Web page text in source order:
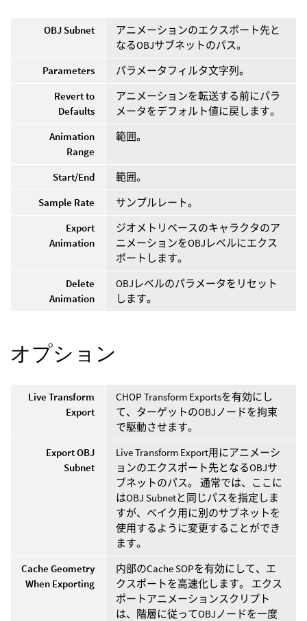
OBJ Subnet
アニメーションのエクスポート先と
なるOBJサブネットのパス。
Parameters
パラメータフィルタ文字列。
Revert to
Defaults
アニメーションを転送する前にパラ
メータをデフォルト値に戻します。
Animation
Range
範囲。
Start/End
範囲。
Sample Rate
サンプルレート。
Export
Animation
ジオメトリベースのキャラクタのア
ニメーションをOBJレベルにエクス
ポートします。
Delete
Animation
OBJレベルのパラメータをリセット
します。
オプション
Live Transform
Export
CHOP Transform Exportsを有効にし
て、ターゲットのOBJノードを拘束
で駆動させます。
Export OBJ
Subnet
Live Transform Export用にアニメーシ
ョンのエクスポート先となるOBJサ
ブネットのパス。 通常では、ここに
はOBJ Subnetと同じパスを指定しま
すが、ベイク用に別のサブネットを
使用するように変更することができ
ます。
Cache Geometry
When Exporting
内部のCache SOPを有効にして、エ
クスポートを高速化します。 エクス
ポートアニメーションスクリプト
は、階層に従ってOBJノードを一度